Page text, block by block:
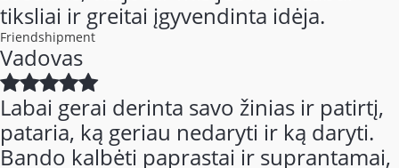
tiksliai ir greitai įgyvendinta idėja.
Friendshipment
Vadovas
Labai gerai derinta savo žinias ir patirtį,
pataria, ką geriau nedaryti ir ką daryti.
Bando kalbėti paprastai ir suprantamai,